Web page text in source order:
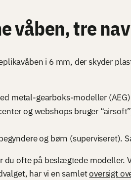
våben, tre
i 6 mm, der skyder
metal-gearboks-modeller
og webshops bruger
og børn (superviseret).
du ofte på beslægtede
har vi en samletoversigt